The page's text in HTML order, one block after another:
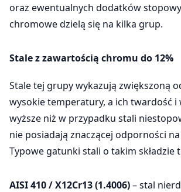
oraz ewentualnych dodatków
chromowe dzielą się na kilka grup.
Stale z zawartością chromu do 12%
Stale tej grupy wykazują zwiększoną
wysokie temperatury, a ich twardość i
wyższe niż w przypadku stali
nie posiadają znaczącej odporności
Typowe gatunki stali o takim składzie
AISI 410 / X12Cr13 (1.4006)– stal